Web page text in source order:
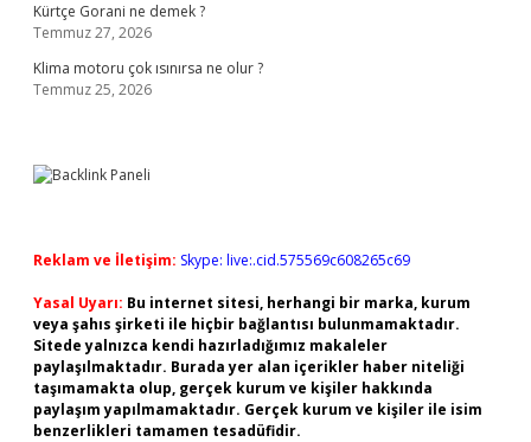
Kürtçe Gorani ne demek ?
Temmuz 27, 2026
Klima motoru çok ısınırsa ne olur ?
Temmuz 25, 2026
Reklam ve İletişim: Skype: live:.cid.575569c608265c69
Yasal Uyarı: Bu internet sitesi, herhangi bir marka, kurum
veya şahıs şirketi ile hiçbir bağlantısı bulunmamaktadır.
Sitede yalnızca kendi hazırladığımız makaleler
paylaşılmaktadır. Burada yer alan içerikler haber niteliği
taşımamakta olup, gerçek kurum ve kişiler hakkında
paylaşım yapılmamaktadır. Gerçek kurum ve kişiler ile isim
benzerlikleri tamamen tesadüfidir.